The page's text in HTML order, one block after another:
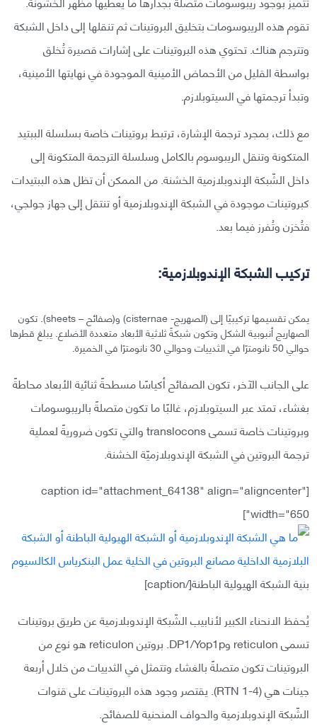
تقوم هذه الريبوسومات بتخليق البروتينات ثم تنقلها إلى داخل الشبكة
وتترجم هناك. تحتوي هذه البروتينات على إشارات قصيرة تُخلق
بواسطة القليل من الأحماض الأمينية الموجودة في نهايتها الأمينية،
وتبدأ ترجمتها في السيتوبلازم.
مع ذلك، بمجرد ترجمة الإشارة، ترتبط بروتينات خاصة بسلسلة الببتيد
المتكونة وتنقل الريبوسوم بالكامل وسلسلة الترجمة المتكونة إلى
داخل الشّبكة الإندوبلازمية الخشنة. من الممكن أن تظل هذه الببتيدات
كبروتينات موجودة في الشبكة الإندوبلازمية أو تنتقل إلى جهاز جولجي،
فتُخزن وتُفرز فيما بعد.
تركيب الشبكة الإندوبلازمية:
يمكن تقسيمها تركيبيًا إلى (الصهريج- cisternae) و(صفائح – sheets). تكون
الصهاريج أنبوبية الشكل وتكون شبكةً ثلاثية الأبعاد متعددة الأضلاع. يبلغ قطرها
حوالي 50 نانومترًا في الثدييات وحوالي 30 نانومترًا في الخميرة.
على الجانب الآخر، تكون الصفائح أكياسًا مسطحةً ثنائية الأبعاد محاطةً
بغشاء، تمتد عبر السيتوبلازم، غالبًا ما تكون متصلةً بالريبوسومات
وبروتينات خاصة تسمى translocons والتي تكون ضروريةً لعملية
ترجمة البروتين في الشبكة الإندوبلازميّة الخشنة.
[caption id="attachment_64138" align="aligncenter"
width="650"]
بنية الشبكة الهيولية الباطنة[/caption]
يُحفظ الانحناء الكبير لأنابيب الشّبكة الإندوبلازمية عن طريق بروتينات
تسمى reticulon وDP1/Yop1p. بروتين reticulon هو نوع من
البروتينات تكون متصلةً بالغشاء وتتمثل في الثدييات من خلال أربعة
جينات هي (RTN 1-4). يقتصر وجود هذه البروتينات على قنوات
الشّبكة الإندوبلازمية والحواف المنحنية للصفائح.